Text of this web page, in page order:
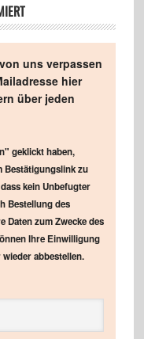
uns verpassen
hier
über jeden
geklickt haben,
Bestätigungslink zu
kein Unbefugter
Bestellung des
Daten zum Zwecke des
Ihre Einwilligung
abbestellen.